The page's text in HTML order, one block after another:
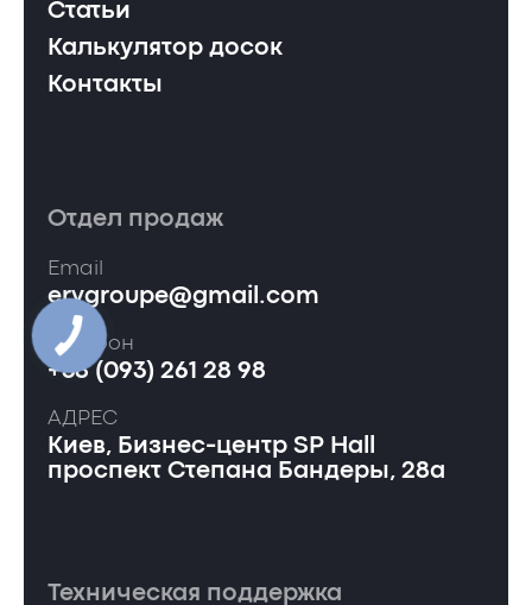
Статьи
Калькулятор досок
Контакты
Отдел продаж
Email
ervgroupe@gmail.com
Телефон
+38 (093) 261 28 98
АДРЕС
Киев, Бизнес-центр SP Hall
проспект Степана Бандеры, 28а
Техническая поддержка